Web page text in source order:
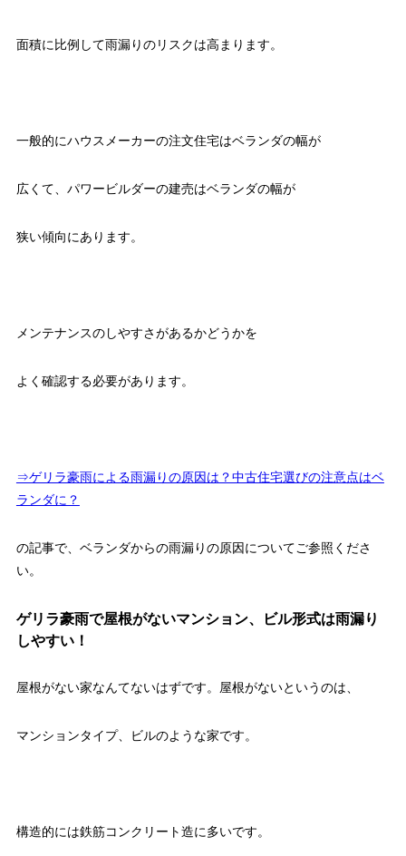
面積に比例して雨漏りのリスクは高まります。
一般的にハウスメーカーの注文住宅はベランダの幅が
広くて、パワービルダーの建売はベランダの幅が
狭い傾向にあります。
メンテナンスのしやすさがあるかどうかを
よく確認する必要があります。
⇒ゲリラ豪雨による雨漏りの原因は？中古住宅選びの注意点はベ
ランダに？
の記事で、ベランダからの雨漏りの原因についてご参照くださ
い。
ゲリラ豪雨で屋根がないマンション、ビル形式は雨漏り
しやすい！
屋根がない家なんてないはずです。屋根がないというのは、
マンションタイプ、ビルのような家です。
構造的には鉄筋コンクリート造に多いです。